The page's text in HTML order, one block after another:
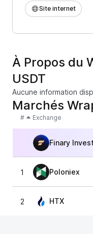
Site internet
À Propos du
USDT
Aucune information
Marchés
# Exchange
Finary Invest
1 Poloniex
2 HTX